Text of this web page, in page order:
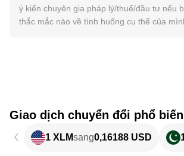
ý kiến chuyên gia pháp lý/thuế/đầu tư nếu
thắc mắc nào về tình huống cụ thể của
Giao dịch chuyển đổi phổ biến
1 XLMsang0,16188 USD